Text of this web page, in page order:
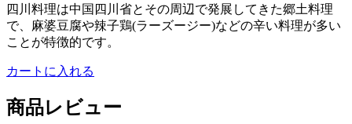
四川料理は中国四川省とその周辺で発展してきた郷土料理
で、麻婆豆腐や辣子鶏(ラーズージー)などの辛い料理が多い
ことが特徴的です。
カートに入れる
商品レビュー